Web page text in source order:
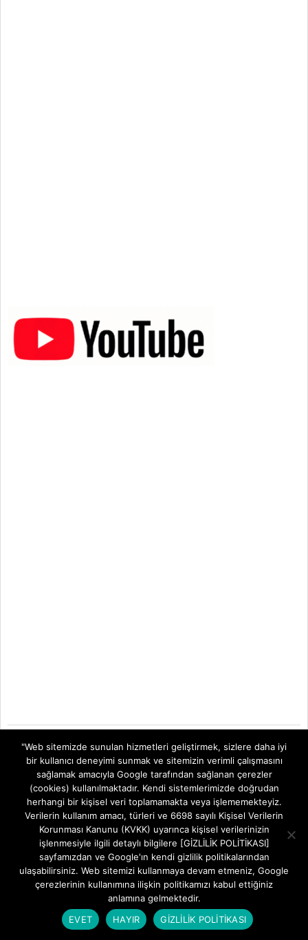
2025-
BY: FREETEKNOLOJI ON: 4 AĞUSTOS 2025 IN: TELEVİZYON
ASTRA 19.2°E HOTBIRD 13°E AYNI ANDA
AVRUPA
UYDU SISTEMI ,BTK YASAK MI ,DISEQC 1.2, DISEQC SWITCH, LEGAL UYDU ALIMI
MOTOR ARIZASI,MOTORLU ANTEN AYARI,MOTORLU ÇANAK ANTEN,
MOTORLU ÇANAK AVANTAJLARI,MOTORLU PARABOL NASIL KURULUR,
MOTORLU SISTEM KURULUMU
OPENBOX SX8
MOTORLU SISTEM PARABOL DÖNMÜYOR ,POSITIONER MOTOR ,SATELLIT
MOTOR,TÜRKIYE'DE MOTORLU ÇANAK YASAL MI, TÜRKSAT 42°E MOTOR,
UNIVERSAL LNB MOTORLU SISTEM,USALS SISTEMI,UYDU ALICISI DISEQC 1.2
UYDU MOTORU , UYDU POZISYON SISTEMI
ZGEMMA
H7 USALS
"Web sitemizde sunulan hizmetleri geliştirmek, sizlere daha iyi
bir kullanıcı deneyimi sunmak ve sitemizin verimli çalışmasını
sağlamak amacıyla Google tarafından sağlanan çerezler
(cookies) kullanılmaktadır. Kendi sistemlerimizde doğrudan
herhangi bir kişisel veri toplamamakta veya işlememekteyiz.
Verilerin kullanım amacı, türleri ve 6698 sayılı Kişisel Verilerin
Korunması Kanunu (KVKK) uyarınca kişisel verilerinizin
işlenmesiyle ilgili detaylı bilgilere [GİZLİLİK POLİTİKASI]
sayfamızdan ve Google'ın kendi gizlilik politikalarından
ulaşabilirsiniz. Web sitemizi kullanmaya devam etmeniz, Google
çerezlerinin kullanımına ilişkin politikamızı kabul ettiğiniz
anlamına gelmektedir.
EVET
HAYIR GİZLİLİK POLİTİKASI